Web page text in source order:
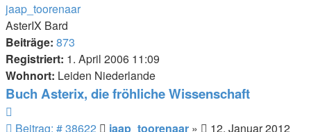
jaap_toorenaar
AsterIX Bard
Beiträge: 873
Registriert: 1. April 2006 11:09
Wohnort: Leiden Niederlande
Buch Asterix, die fröhliche Wissenschaft
Beitrag: # 38622 Beitrag
jaap_toorenaar »
12. Januar 2012